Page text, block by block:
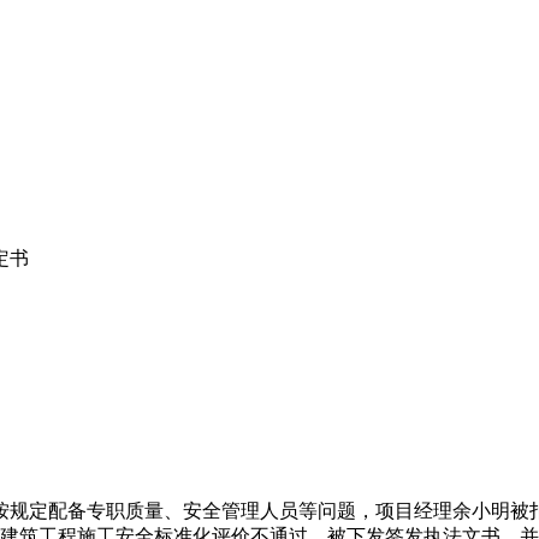
书
定配备专职质量、安全管理人员等问题，项目经理余小明被